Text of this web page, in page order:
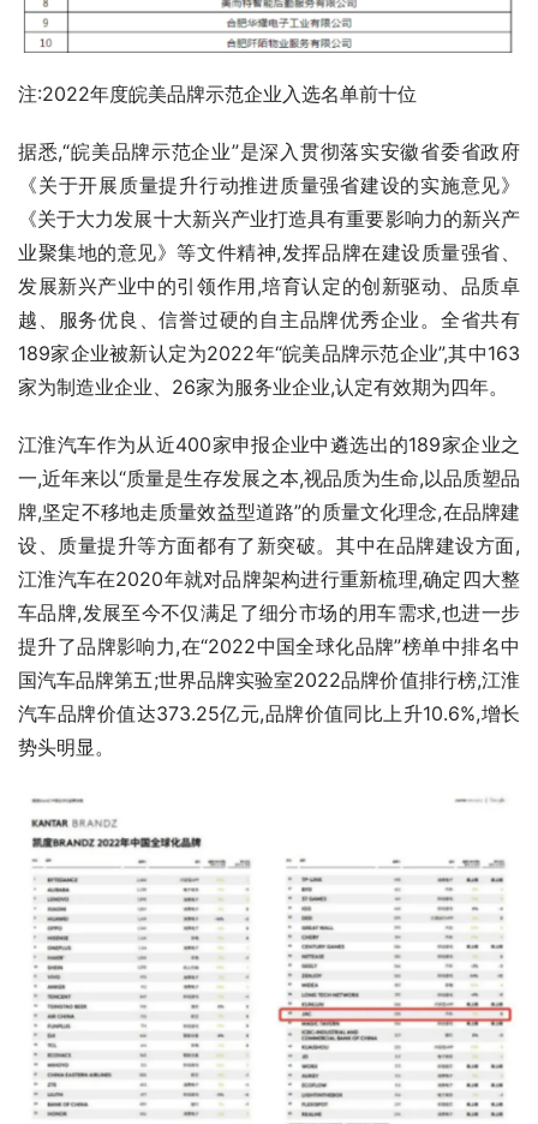
注:2022年度皖美品牌示范企业入选名单前十位
据悉,“皖美品牌示范企业”是深入贯彻落实安徽省委省政府
《关于开展质量提升行动推进质量强省建设的实施意见》
《关于大力发展十大新兴产业打造具有重要影响力的新兴产
业聚集地的意见》等文件精神,发挥品牌在建设质量强省、
发展新兴产业中的引领作用,培育认定的创新驱动、品质卓
越、服务优良、信誉过硬的自主品牌优秀企业。全省共有
189家企业被新认定为2022年“皖美品牌示范企业”,其中163
家为制造业企业、26家为服务业企业,认定有效期为四年。
江淮汽车作为从近400家申报企业中遴选出的189家企业之
一,近年来以“质量是生存发展之本,视品质为生命,以品质塑品
牌,坚定不移地走质量效益型道路”的质量文化理念,在品牌建
设、质量提升等方面都有了新突破。其中在品牌建设方面,
江淮汽车在2020年就对品牌架构进行重新梳理,确定四大整
车品牌,发展至今不仅满足了细分市场的用车需求,也进一步
提升了品牌影响力,在“2022中国全球化品牌”榜单中排名中
国汽车品牌第五;世界品牌实验室2022品牌价值排行榜,江淮
汽车品牌价值达373.25亿元,品牌价值同比上升10.6%,增长
势头明显。